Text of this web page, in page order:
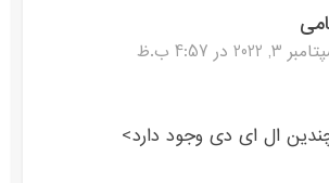
3, 2022 در 4:57 ب.ظ
ال ای دی وجود دارد>